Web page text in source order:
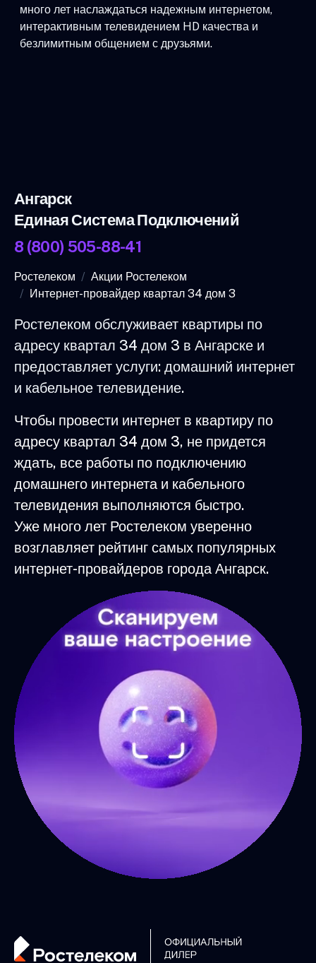
много лет наслаждаться надежным интернетом,
интерактивным телевидением HD качества и
безлимитным общением с друзьями.
Ангарск
Единая Система Подключений
8 (800) 505-88-41
Ростелеком
Акции Ростелеком
Интернет-провайдер квартал 34 дом 3
Ростелеком обслуживает квартиры по
адресу квартал 34 дом 3 в Ангарске и
предоставляет услуги: домашний интернет
и кабельное телевидение.
Чтобы провести интернет в квартиру по
адресу квартал 34 дом 3, не придется
ждать, все работы по подключению
домашнего интернета и кабельного
телевидения выполняются быстро.
Уже много лет Ростелеком уверенно
возглавляет рейтинг самых популярных
интернет-провайдеров города Ангарск.